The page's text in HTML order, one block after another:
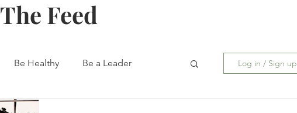
The Feed
Be Healthy Be a Leader Log in / Sign up